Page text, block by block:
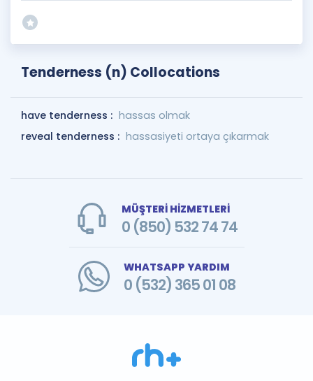
Tenderness (n) Collocations
have tenderness : hassas olmak
reveal tenderness : hassasiyeti ortaya çıkarmak
MÜŞTERİ HİZMETLERİ
0 (850) 532 74 74
WHATSAPP YARDIM
0 (532) 365 01 08